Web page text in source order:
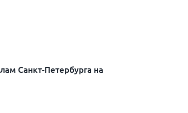
Санкт-Петербурга на